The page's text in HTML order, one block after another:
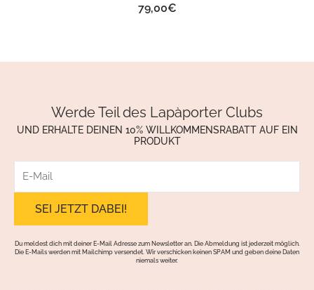
79,00€
Werde Teil des Lapàporter Clubs
UND ERHALTE DEINEN 10% WILLKOMMENSRABATT AUF EIN
PRODUKT
Mail
Du meldest dich mit deiner E-Mail Adresse zum Newsletter an. Die Abmeldung ist jederzeit möglich.
Die E-Mails werden mit Mailchimp versendet. Wir verschicken keinen SPAM und geben deine Daten
niemals weiter.